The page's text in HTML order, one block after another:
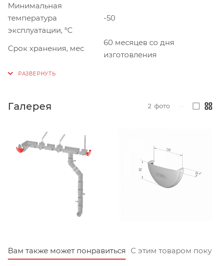
Минимальная
температура
эксплуатации, °С
-50
Срок хранения, мес
60 месяцев со дня
изготовления
Галерея 2 фото
Вам также может понравиться С этим товаром